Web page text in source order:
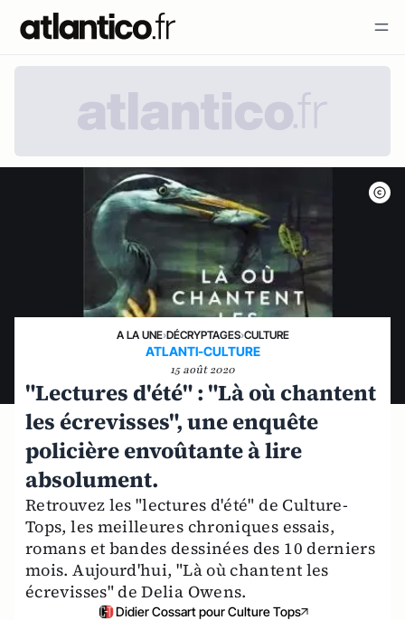
A LA UNE›DÉCRYPTAGES›CULTURE
ATLANTI-CULTURE
15 août 2020
"Lectures d'été" : "Là où chantent
les écrevisses", une enquête
policière envoûtante à lire
absolument.
Retrouvez les "lectures d'été" de Culture-
Tops, les meilleures chroniques essais,
romans et bandes dessinées des 10 derniers
mois. Aujourd'hui, "Là où chantent les
écrevisses" de Delia Owens.
Didier Cossart pour Culture Tops